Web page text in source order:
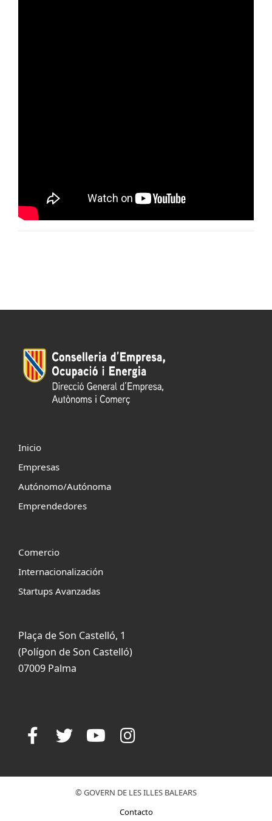
Inicio
Empresas
Autónomo/Autónoma
Emprendedores
Comercio
Internacionalización
Startups Avanzadas
Plaça de Son Castelló, 1
(Polígon de Son Castelló)
07009 Palma
© GOVERN DE LES ILLES BALEARS
Contacto